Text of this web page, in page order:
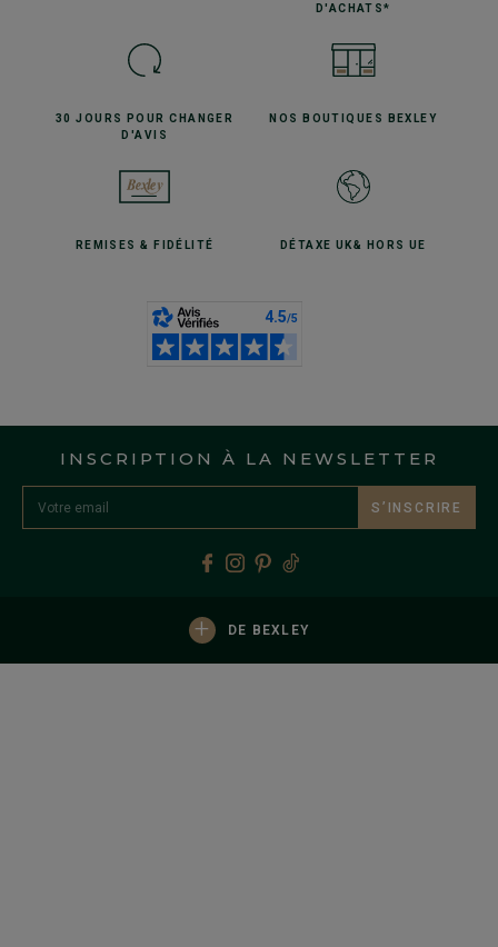
D'ACHATS*
30 JOURS POURCHANGER
D'AVIS
NOS BOUTIQUES BEXLEY
REMISES& FIDÉLITÉ DÉTAXE UK& HORS UE
INSCRIPTION À LA NEWSLETTER
S’INSCRIRE
+ DE BEXLEY